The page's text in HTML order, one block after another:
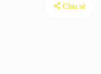
Chia sẻ